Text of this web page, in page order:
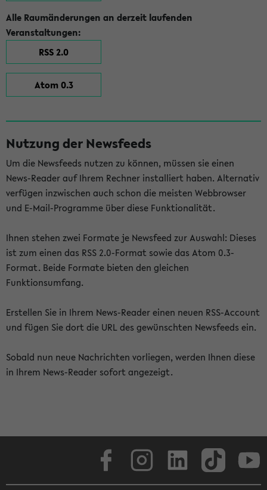
Alle Raumänderungen an derzeit laufenden
Veranstaltungen:
RSS 2.0
Atom 0.3
Nutzung der Newsfeeds
Um die Newsfeeds nutzen zu können, müssen sie einen
News-Reader auf Ihrem Rechner installiert haben. Alternativ
verfügen inzwischen auch schon die meisten Webbrowser
und E-Mail-Programme über diese Funktionalität.
Ihnen stehen zwei Formate je Newsfeed zur Auswahl: Dieses
ist zum einen das RSS 2.0-Format sowie das Atom 0.3-
Format. Beide Formate bieten den gleichen
Funktionsumfang.
Erstellen Sie in Ihrem News-Reader einen neuen RSS-Account
und fügen Sie dort die URL des gewünschten Newsfeeds ein.
Sobald nun neue Nachrichten vorliegen, werden Ihnen diese
in Ihrem News-Reader sofort angezeigt.